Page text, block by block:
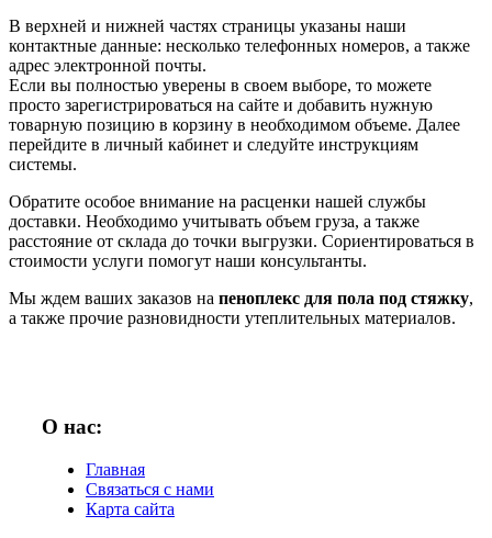
В верхней и нижней частях страницы указаны наши
контактные данные: несколько телефонных номеров, а также
адрес электронной почты.
Если вы полностью уверены в своем выборе, то можете
просто зарегистрироваться на сайте и добавить нужную
товарную позицию в корзину в необходимом объеме. Далее
перейдите в личный кабинет и следуйте инструкциям
системы.
Обратите особое внимание на расценки нашей службы
доставки. Необходимо учитывать объем груза, а также
расстояние от склада до точки выгрузки. Сориентироваться в
стоимости услуги помогут наши консультанты.
Мы ждем ваших заказов на пеноплекс для пола под стяжку,
а также прочие разновидности утеплительных материалов.
О нас:
Главная
Связаться с нами
Карта сайта